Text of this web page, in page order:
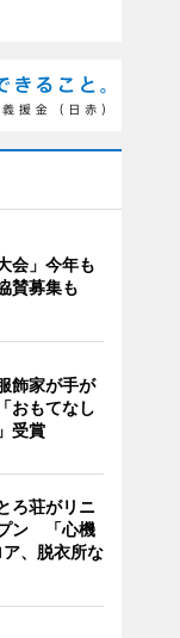
会」今年も
賛募集も
飾家が手が
おもてなし
受賞
ろ荘がリニ
ン 「心機
、脱衣所な